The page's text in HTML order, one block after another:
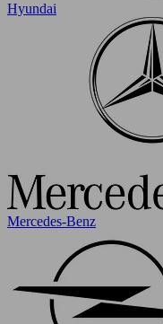
Hyundai
Mercedes-Benz